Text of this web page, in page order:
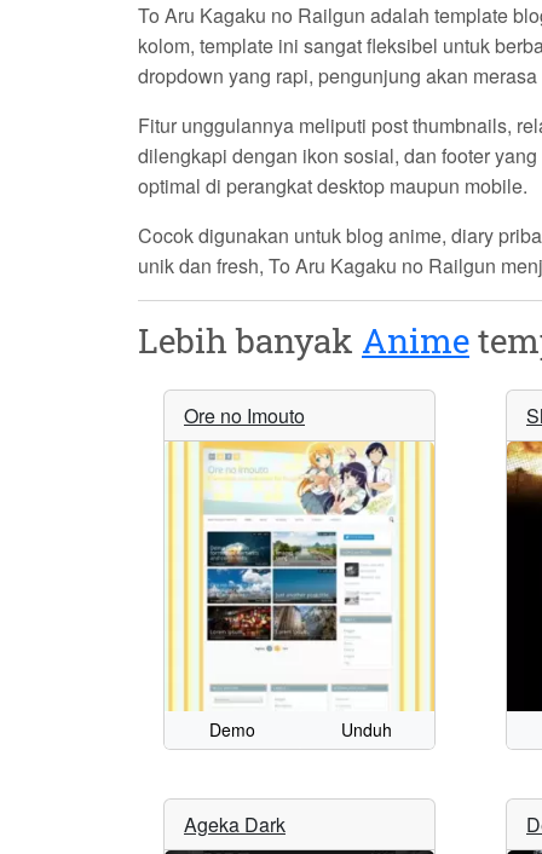
To Aru Kagaku no Railgun adalah template
kolom, template ini sangat fleksibel untuk
dropdown yang rapi, pengunjung akan
Fitur unggulannya meliputi post thumbnails,
dilengkapi dengan ikon sosial, dan footer
optimal di perangkat desktop maupun mobile.
Cocok digunakan untuk blog anime, diary
unik dan fresh, To Aru Kagaku no Railgun
Lebih banyak Anime
Ore no Imouto
Demo Unduh
Ageka Dark